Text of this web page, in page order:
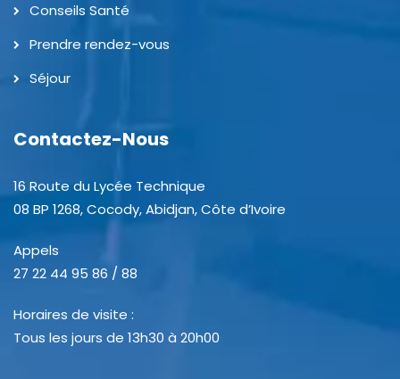
Conseils Santé
Prendre rendez-vous
Séjour
Contactez-Nous
16 Route du Lycée Technique
08 BP 1268, Cocody, Abidjan, Côte d’Ivoire
Appels
27 22 44 95 86 / 88
Horaires de visite :
Tous les jours de 13h30 à 20h00